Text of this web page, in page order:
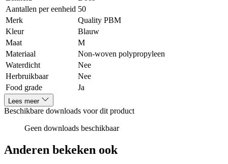
Aantallen per eenheid 50
Merk
Quality PBM
Kleur
Blauw
Maat
M
Materiaal
Non-woven polypropyleen
Waterdicht
Nee
Herbruikbaar
Nee
Food grade
Ja
Lees meer
Beschikbare downloads voor dit product
Geen downloads beschikbaar
Anderen bekeken ook